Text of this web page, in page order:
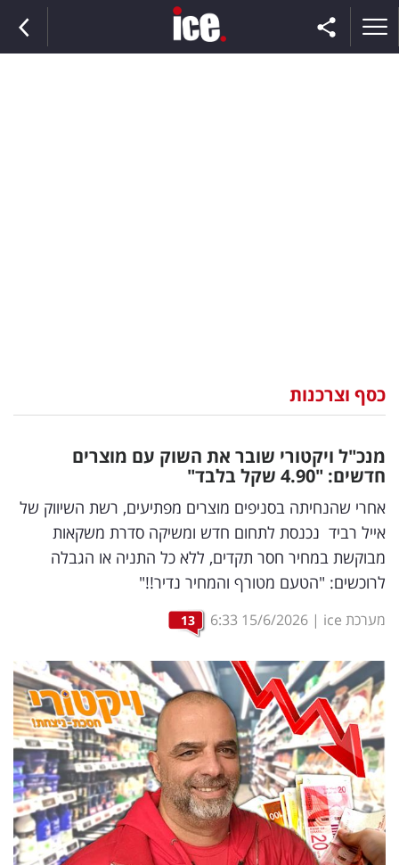
וצרכנות
דיגיטל
וטק
שיווק
ופרסום
משפט
מדדים
ומחקרים
דעות
רכילות
עסקית
קריפטו
כסף וצרכנות
מנכ"ל ויקטורי שובר את השוק עם מוצרים
חדשים: "4.90 שקל בלבד"
אחרי שהנחיתה בסניפים מוצרים מפתיעים, רשת השיווק של
אייל רביד נכנסת לתחום חדש ומשיקה סדרת משקאות
מבוקשת במחיר חסר תקדים, ללא כל התניה או הגבלה
לרוכשים: "הטעם מטורף והמחיר נדיר!!"
מערכת ice |
15/6/2026
6:33
13